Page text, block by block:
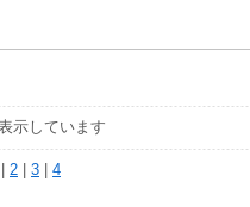
示しています
2 | 3 | 4